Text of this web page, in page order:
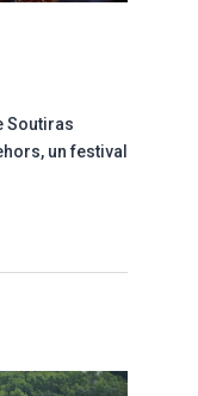
Soutiras
un festival